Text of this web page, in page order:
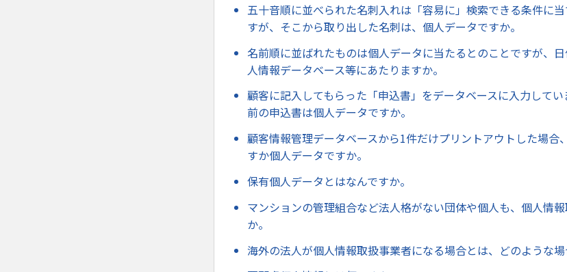
五十音順に並べられた名刺入れは「容易に」検索できる条件に
すが、そこから取り出した名刺は、個人データですか。
名前順に並ばれたものは個人データに当たるとのことですが、
人情報データベース等にあたりますか。
顧客に記入してもらった「申込書」をデータベースに入力して
前の申込書は個人データですか。
顧客情報管理データベースから1件だけプリントアウトした場合
すか個人データですか。
保有個人データとはなんですか。
マンションの管理組合など法人格がない団体や個人も、個人情
か。
海外の法人が個人情報取扱事業者になる場合とは、どのような場